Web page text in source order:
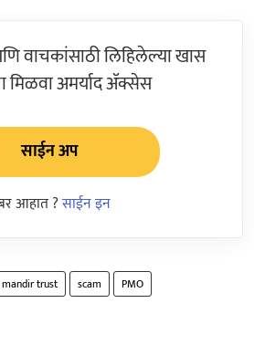
वाचकांसाठी लिहिलेल्या खास
मिळवा अमर्याद ॲक्सेस
साईन अप
आहात ?साईन इन
trust scam
PMO